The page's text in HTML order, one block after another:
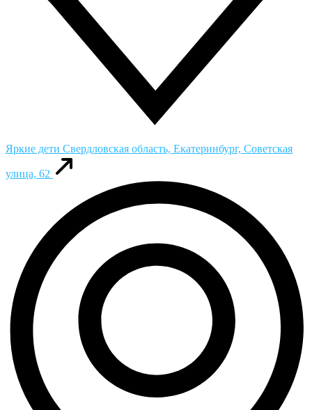
Яркие дети Свердловская область, Екатеринбург, Советская
улица, 62